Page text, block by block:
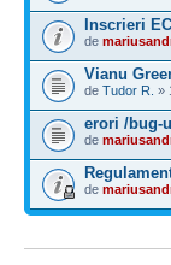
Inscrieri
de
Vianu
de Tudor R. »
erori /bug-
de
de